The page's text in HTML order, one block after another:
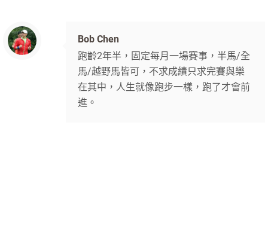
Bob Chen
跑齡2年半，固定每月一場賽事，半馬/全
馬/越野馬皆可，不求成績只求完賽與樂
在其中，人生就像跑步一樣，跑了才會前
進。